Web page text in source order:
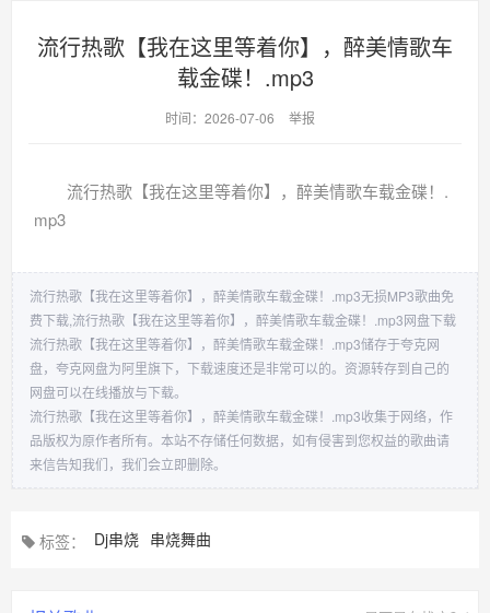
流行热歌【我在这里等着你】，醉美情歌车
载金碟！.mp3
时间：2026-07-06 举报
流行热歌【我在这里等着你】，醉美情歌车载金碟！.
mp3
流行热歌【我在这里等着你】，醉美情歌车载金碟！.mp3无损MP3歌曲免
费下载,流行热歌【我在这里等着你】，醉美情歌车载金碟！.mp3网盘下载
流行热歌【我在这里等着你】，醉美情歌车载金碟！.mp3储存于夸克网
盘，夸克网盘为阿里旗下，下载速度还是非常可以的。资源转存到自己的
网盘可以在线播放与下载。
流行热歌【我在这里等着你】，醉美情歌车载金碟！.mp3收集于网络，作
品版权为原作者所有。本站不存储任何数据，如有侵害到您权益的歌曲请
来信告知我们，我们会立即删除。
标签： Dj串烧 串烧舞曲